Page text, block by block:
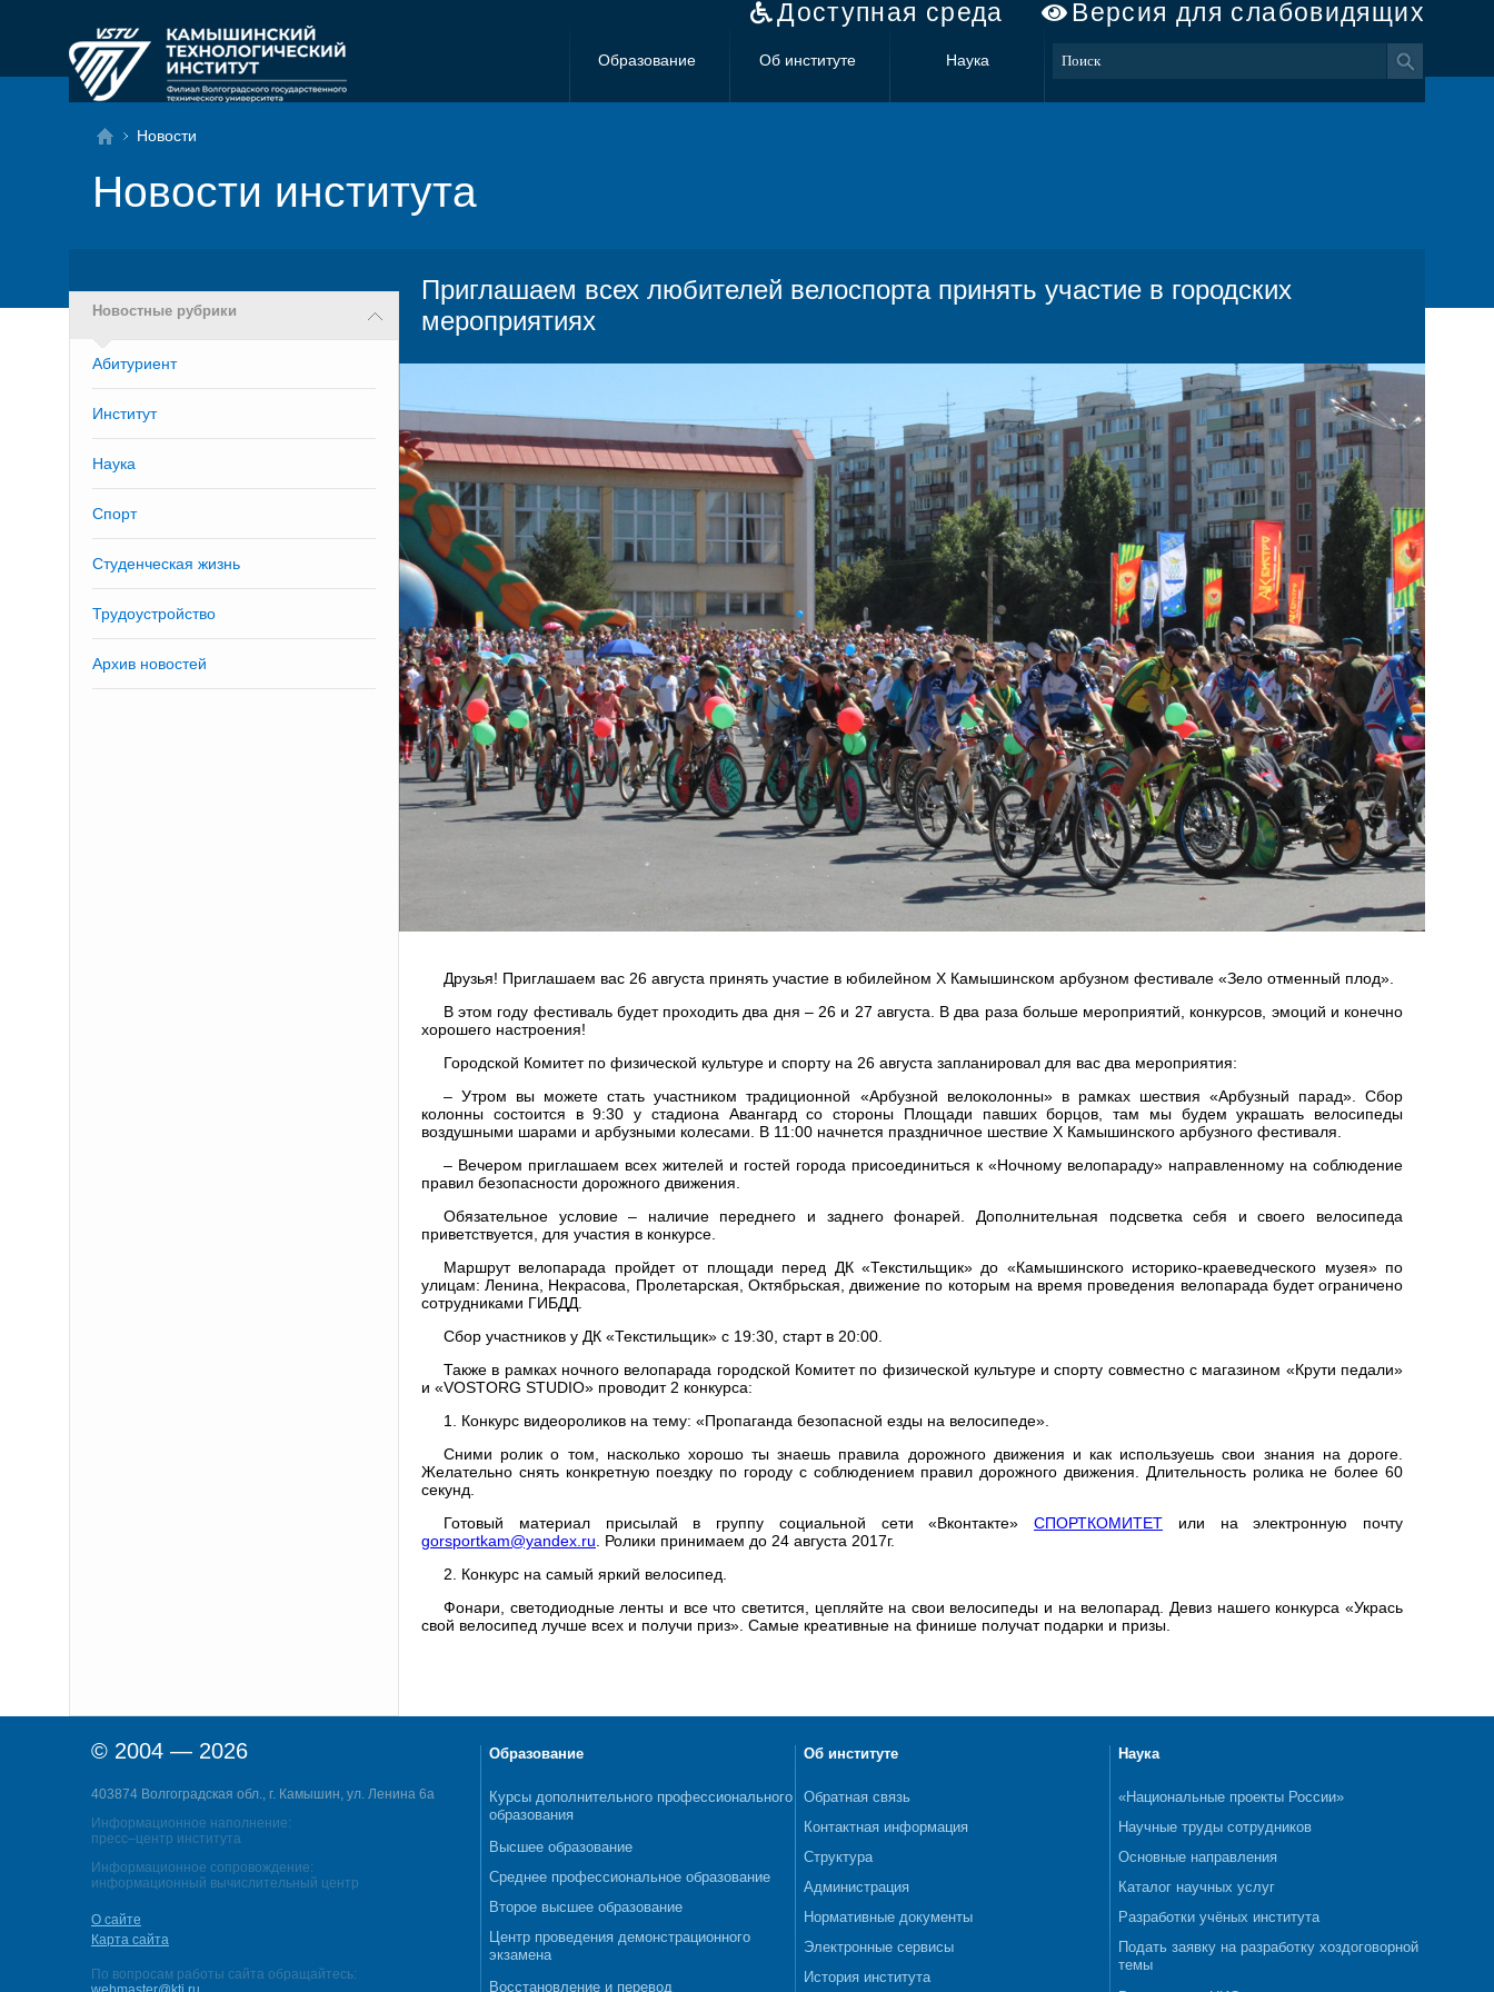
Доступная среда Версия для слабовидящих
Образование Об институте Наука
Новости
Новости института
Новостные рубрики
Абитуриент
Институт
Наука
Спорт
Студенческая жизнь
Трудоустройство
Архив новостей
Приглашаем всех любителей велоспорта принять участие в городских
мероприятиях
Друзья! Приглашаем вас 26 августа принять участие в юбилейном X Камышинском арбузном фестивале «Зело отменный плод».
В этом году фестиваль будет проходить два дня – 26 и 27 августа. В два раза больше мероприятий, конкурсов, эмоций и конечно
хорошего настроения!
Городской Комитет по физической культуре и спорту на 26 августа запланировал для вас два мероприятия:
– Утром вы можете стать участником традиционной «Арбузной велоколонны» в рамках шествия «Арбузный парад». Сбор
колонны состоится в 9:30 у стадиона Авангард со стороны Площади павших борцов, там мы будем украшать велосипеды
воздушными шарами и арбузными колесами. В 11:00 начнется праздничное шествие X Камышинского арбузного фестиваля.
– Вечером приглашаем всех жителей и гостей города присоединиться к «Ночному велопараду» направленному на соблюдение
правил безопасности дорожного движения.
Обязательное условие – наличие переднего и заднего фонарей. Дополнительная подсветка себя и своего велосипеда
приветствуется, для участия в конкурсе.
Маршрут велопарада пройдет от площади перед ДК «Текстильщик» до «Камышинского историко-краеведческого музея» по
улицам: Ленина, Некрасова, Пролетарская, Октябрьская, движение по которым на время проведения велопарада будет ограничено
сотрудниками ГИБДД.
Сбор участников у ДК «Текстильщик» с 19:30, старт в 20:00.
Также в рамках ночного велопарада городской Комитет по физической культуре и спорту совместно с магазином «Крути педали»
и «VOSTORG STUDIO» проводит 2 конкурса:
1. Конкурс видеороликов на тему: «Пропаганда безопасной езды на велосипеде».
Сними ролик о том, насколько хорошо ты знаешь правила дорожного движения и как используешь свои знания на дороге.
Желательно снять конкретную поездку по городу с соблюдением правил дорожного движения. Длительность ролика не более 60
секунд.
Готовый материал присылай в группу социальной сети «Вконтакте» СПОРТКОМИТЕТ или на электронную почту
gorsportkam@yandex.ru . Ролики принимаем до 24 августа 2017г.
2. Конкурс на самый яркий велосипед.
Фонари, светодиодные ленты и все что светится, цепляйте на свои велосипеды и на велопарад. Девиз нашего конкурса «Укрась
свой велосипед лучше всех и получи приз». Самые креативные на финише получат подарки и призы.
© 2004 — 2026
403874 Волгоградская обл., г. Камышин, ул. Ленина 6а
Информационное наполнение:
пресс–центр института
Информационное сопровождение:
информационный вычислительный центр
О сайте
Карта сайта
По вопросам работы сайта обращайтесь:
Образование
Курсы дополнительного профессионального
образования
Высшее образование
Среднее профессиональное образование
Второе высшее образование
Центр проведения демонстрационного
экзамена
Восстановление и перевод
Об институте
Обратная связь
Контактная информация
Структура
Администрация
Нормативные документы
Электронные сервисы
История института
Наука
«Национальные проекты России»
Научные труды сотрудников
Основные направления
Каталог научных услуг
Разработки учёных института
Подать заявку на разработку хоздоговорной
темы